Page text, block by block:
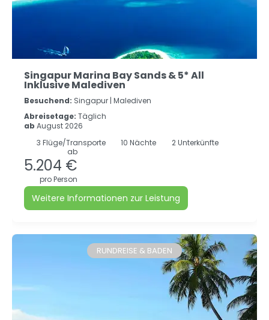
Singapur Marina Bay Sands & 5* All
Inklusive Malediven
Besuchend: Singapur | Malediven
Abreisetage: Täglich
ab August 2026
3 Flüge/Transporte 10 Nächte
2 Unterkünfte
ab
5.204 €
pro Person
Weitere Informationen zur Leistung
RUNDREISE & BADEN